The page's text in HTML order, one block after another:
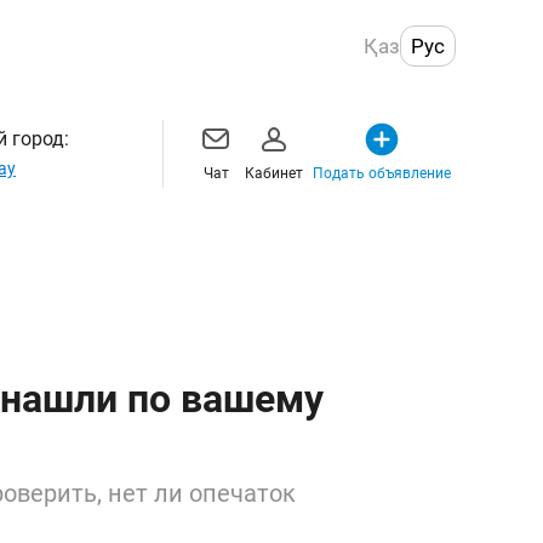
Қаз Рус
город:
Чат Кабинет Подать объявление
по вашему
нет ли опечаток